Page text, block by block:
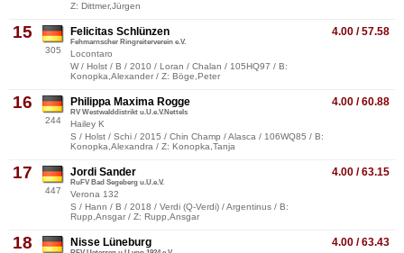
Z: Dittmer,Jürgen
15
305
4.00 / 57.58
Felicitas Schlünzen
Fehmarnscher Ringreiterverein e.V.
Locontaro
W / Holst / B / 2010 / Loran / Chalan / 105HQ97 / B:
Konopka,Alexander / Z: Böge,Peter
16
244
4.00 / 60.88
Philippa Maxima Rogge
RV Westwalddistrikt u.U.e.V.Nettels
Hailey K
S / Holst / Schi / 2015 / Chin Champ / Alasca / 106WQ85 / B:
Konopka,Alexandra / Z: Konopka,Tanja
17
447
4.00 / 63.15
Jordi Sander
RuFV Bad Segeberg u.U.e.V.
Verona 132
S / Hann / B / 2018 / Verdi (Q-Verdi) / Argentinus / B:
Rupp,Ansgar / Z: Rupp,Ansgar
18 4.00 / 63.43
Nisse Lüneburg